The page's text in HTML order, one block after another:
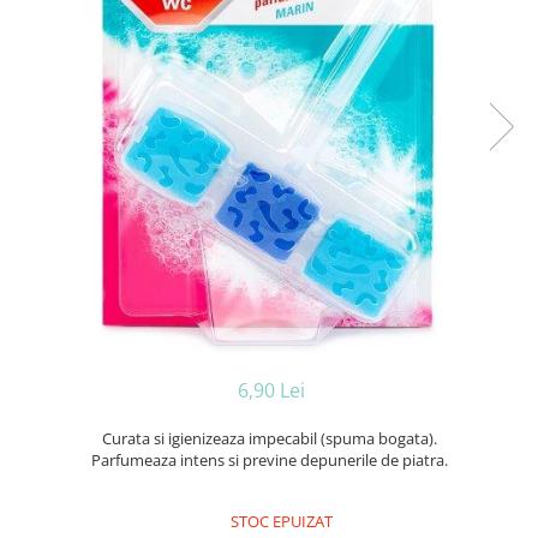
Ceara de par si gel
Accesorii par
Cosmetice profesionale
Sampon de par
Tratamente si masca de par
Vopsea de par si oxidant
Accesorii tuns si vopsit
Geluri de dus
Deodorante si antiperspirante
Spuma si saruri de baie
Produse pentru protectie solara
6,90 Lei
Curata si igienizeaza impecabil (spuma bogata).
Parfumeaza intens si previne depunerile de piatra.
STOC EPUIZAT